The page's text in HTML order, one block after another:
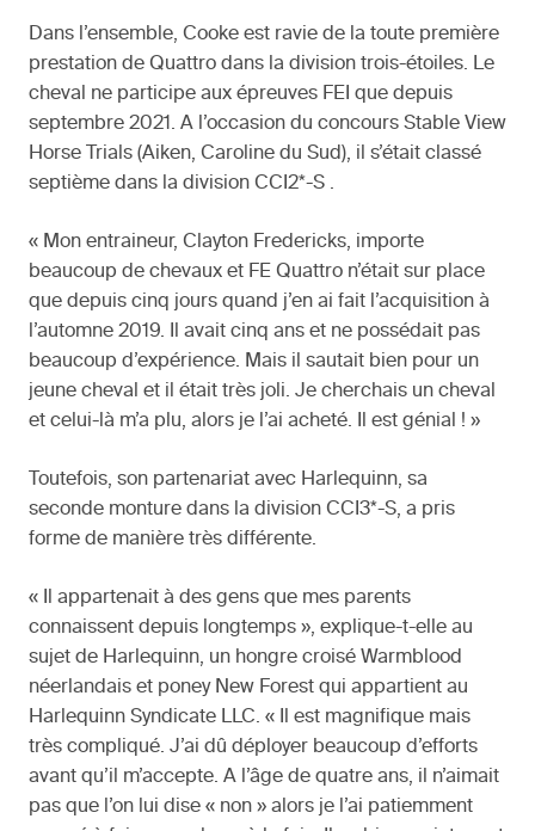
Dans l’ensemble, Cooke est ravie de la toute première
prestation de Quattro dans la division trois-étoiles. Le
cheval ne participe aux épreuves FEI que depuis
septembre 2021. A l’occasion du concours Stable View
Horse Trials (Aiken, Caroline du Sud), il s’était classé
septième dans la division CCI2*-S .
« Mon entraineur, Clayton Fredericks, importe
beaucoup de chevaux et FE Quattro n’était sur place
que depuis cinq jours quand j’en ai fait l’acquisition à
l’automne 2019. Il avait cinq ans et ne possédait pas
beaucoup d’expérience. Mais il sautait bien pour un
jeune cheval et il était très joli. Je cherchais un cheval
et celui-là m’a plu, alors je l’ai acheté. Il est génial ! »
Toutefois, son partenariat avec Harlequinn, sa
seconde monture dans la division CCI3*-S, a pris
forme de manière très différente.
« Il appartenait à des gens que mes parents
connaissent depuis longtemps », explique-t-elle au
sujet de Harlequinn, un hongre croisé Warmblood
néerlandais et poney New Forest qui appartient au
Harlequinn Syndicate LLC. « Il est magnifique mais
très compliqué. J’ai dû déployer beaucoup d’efforts
avant qu’il m’accepte. A l’âge de quatre ans, il n’aimait
pas que l’on lui dise « non » alors je l’ai patiemment